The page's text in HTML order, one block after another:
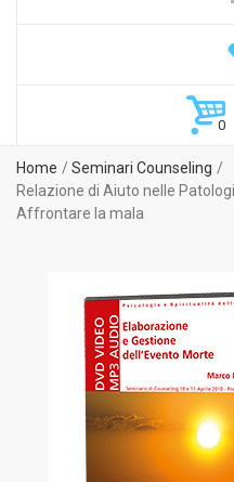
Home
Seminari Counseling
Relazione di Aiuto nelle
Affrontare la mala